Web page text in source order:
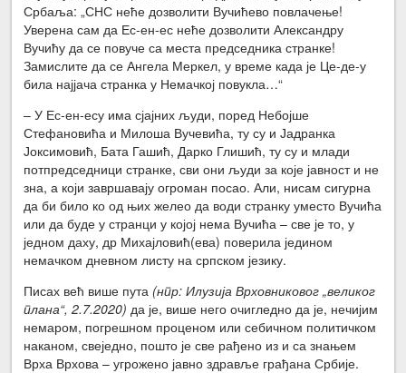
Србаља: „СНС неће дозволити Вучићево повлачење!
Уверена сам да Ес-ен-ес неће дозволити Александру
Вучићу да се повуче са места председника странке!
Замислите да се Ангела Меркел, у време када је Це-де-у
била најјача странка у Немачкој повукла…“
– У Ес-ен-есу има сјајних људи, поред Небојше
Стефановића и Милоша Вучевића, ту су и Јадранка
Јоксимовић, Бата Гашић, Дарко Глишић, ту су и млади
потпредседници странке, сви они људи за које јавност и не
зна, а који завршавају огроман посао. Али, нисам сигурна
да би било ко од њих желео да води странку уместо Вучића
или да буде у странци у којој нема Вучића – све је то, у
једном даху, др Михајловић(ева) поверила једином
немачком дневном листу на српском језику.
Писах већ више пута (нпр: Илузија Врховниковог „великог
плана“, 2.7.2020) да је, више него очигледно да је, нечијим
немаром, погрешном проценом или себичном политичком
наканом, свеједно, пошто је све рађено из и са знањем
Врха Врхова – угрожено јавно здравље грађана Србије.